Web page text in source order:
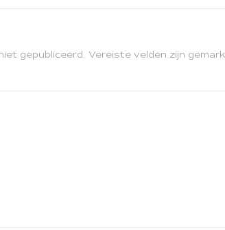
gepubliceerd. Vereiste velden zijn